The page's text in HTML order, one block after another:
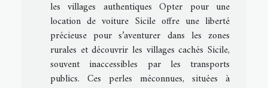
les villages authentiques Opter pour une
location de voiture Sicile offre une liberté
précieuse pour s’aventurer dans les zones
rurales et découvrir les villages cachés Sicile,
souvent inaccessibles par les transports
publics. Ces perles méconnues, situées à